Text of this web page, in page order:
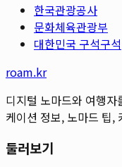
한국관광공사
문화체육관광부
대한민국 구석구석
roam.kr
디지털 노마드와 여행
케이션 정보, 노마드 팁,
둘러보기